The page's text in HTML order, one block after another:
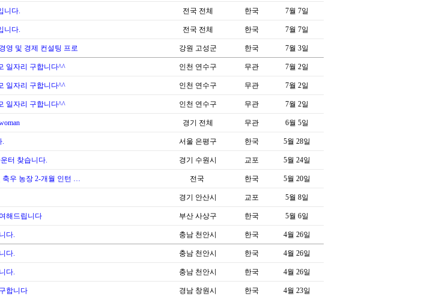
니다. 전국 전체 한국 7월 7일
니다. 전국 전체 한국 7월 7일
영 및 경제 컨설팅 프로 강원 고성군 한국 7월 3일
일자리 구합니다^^ 인천 연수구 무관 7월 2일
일자리 구합니다^^ 인천 연수구 무관 7월 2일
일자리 구합니다^^ 인천 연수구 무관 7월 2일
경기 전체 무관 6월 5일
. 서울 은평구 한국 5월 28일
터 찾습니다. 경기 수원시 교포 5월 24일
축우 농장 2-개월 인턴 … 전국 한국 5월 20일
경기 안산시 교포 5월 8일
해드립니다 부산 사상구 한국 5월 6일
다. 충남 천안시 한국 4월 26일
다. 충남 천안시 한국 4월 26일
다. 충남 천안시 한국 4월 26일
합니다 경남 창원시 한국 4월 23일